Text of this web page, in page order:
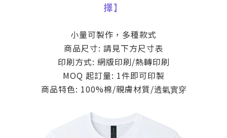
擇】
小量可製作，多種款式
商品尺寸: 請見下方尺寸表
印刷方式: 網版印刷/熱轉印刷
MOQ 起訂量: 1件即可印製
商品特色: 100%棉/親膚材質/透氣實穿